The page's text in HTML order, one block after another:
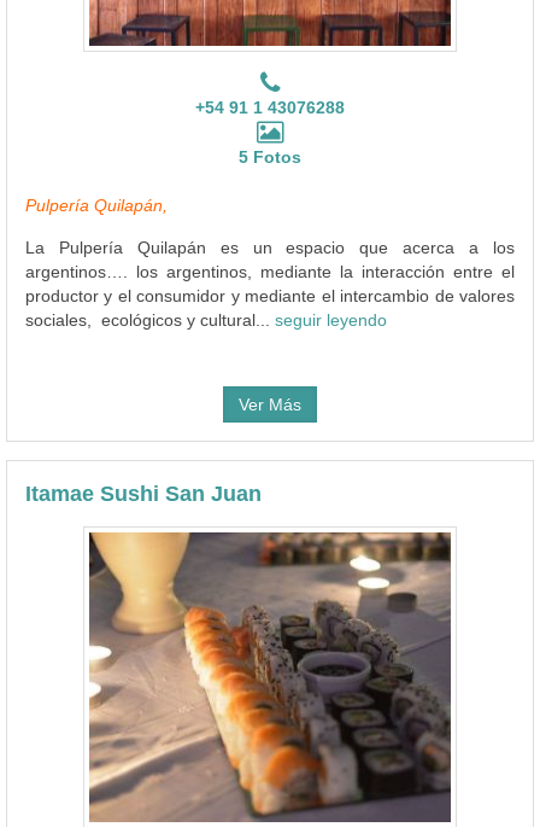
+54 91 1 43076288
5 Fotos
Pulpería Quilapán,
La Pulpería Quilapán es un espacio que acerca a los
argentinos…. los argentinos, mediante la interacción entre el
productor y el consumidor y mediante el intercambio de valores
sociales, ecológicos y cultural... seguir leyendo
Ver Más
Itamae Sushi San Juan